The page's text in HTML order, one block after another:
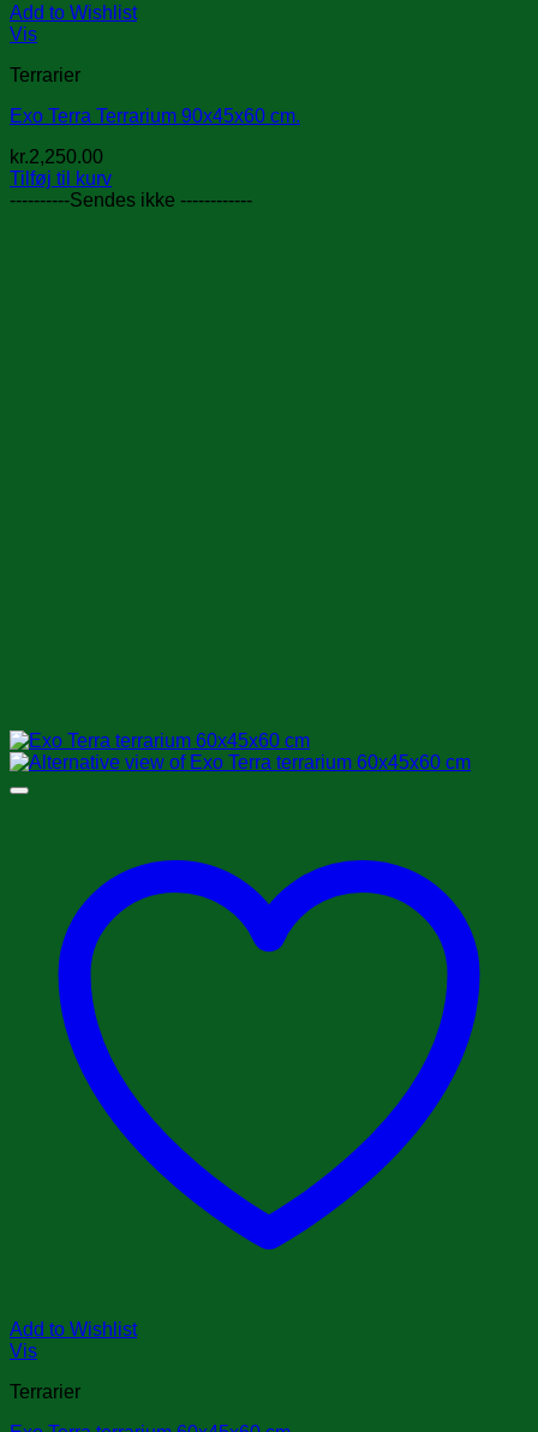
Add to Wishlist
Vis
Terrarier
Exo Terra Terrarium 90x45x60 cm.
kr.2,250.00
Tilføj til kurv
----------Sendes ikke ------------
Add to Wishlist
Vis
Terrarier